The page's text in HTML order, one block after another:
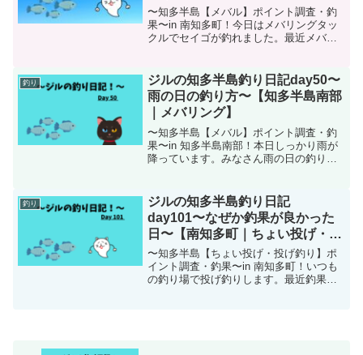
〜知多半島【メバル】ポイント調査・釣
果〜in 南知多町！今日はメバリングタッ
クルでセイゴが釣れました。最近メバリ
釣り
ジルの知多半島釣り日記day50〜
雨の日の釣り方〜【知多半島南部
｜メバリング】
〜知多半島【メバル】ポイント調査・釣
果〜in 知多半島南部！本日しっかり雨が
降っています。みなさん雨の日の釣りは
すよ！
釣り
ジルの知多半島釣り日記
day101〜なぜか釣果が良かった
日〜【南知多町｜ちょい投げ・投
げ釣り】
〜知多半島【ちょい投げ・投げ釣り】ポ
イント調査・釣果〜in 南知多町！いつも
の釣り場で投げ釣りします。最近釣果が